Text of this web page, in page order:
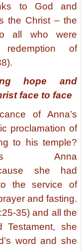
to God and
the Christ – the
all who were
of
hope and
face to face
of Anna’s
proclamation of
to his temple?
Anna
she had
the service of
and fasting.
35) and all the
Testament, she
word and she